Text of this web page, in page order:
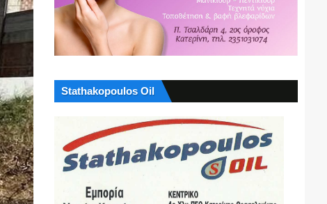
Stathakopoulos Oil